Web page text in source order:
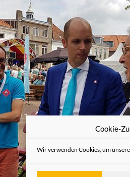
Cookie-
Wir verwenden Cookies, um